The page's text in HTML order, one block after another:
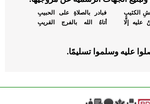
الكئيبِ
فبادر بالصلاةِ على الحبيبِ
عليه إلَّا
أتاهُ الله بالفرج القريبِ
عليه وسلموا تسليمًا.